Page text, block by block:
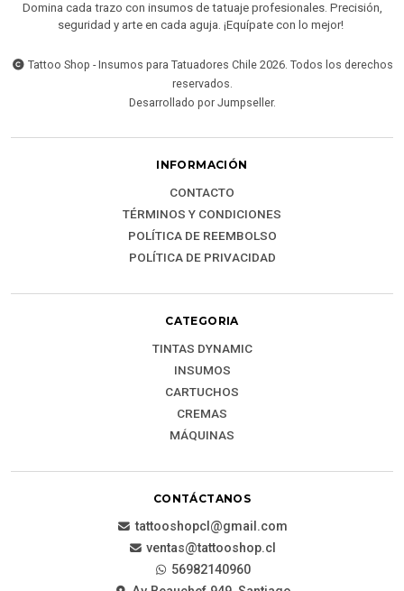
Domina cada trazo con insumos de tatuaje profesionales. Precisión,
seguridad y arte en cada aguja. ¡Equípate con lo mejor!
Tattoo Shop - Insumos para Tatuadores Chile 2026. Todos los derechos
reservados.
Desarrollado por Jumpseller.
INFORMACIÓN
CONTACTO
TÉRMINOS Y CONDICIONES
POLÍTICA DE REEMBOLSO
POLÍTICA DE PRIVACIDAD
CATEGORIA
TINTAS DYNAMIC
INSUMOS
CARTUCHOS
CREMAS
MÁQUINAS
CONTÁCTANOS
tattooshopcl@gmail.com
ventas@tattooshop.cl
56982140960